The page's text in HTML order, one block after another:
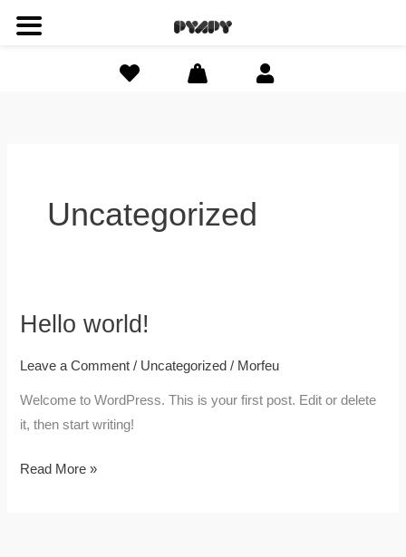
Uncategorized
Hello world!
Leave a Comment / Uncategorized / Morfeu
Welcome to WordPress. This is your first post. Edit or delete
it, then start writing!
Hello
Read More »